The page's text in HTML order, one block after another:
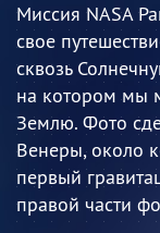
Миссия NASA
свое
сквозь
на котором мы
Землю. Фото
Венеры, около
первый
правой части